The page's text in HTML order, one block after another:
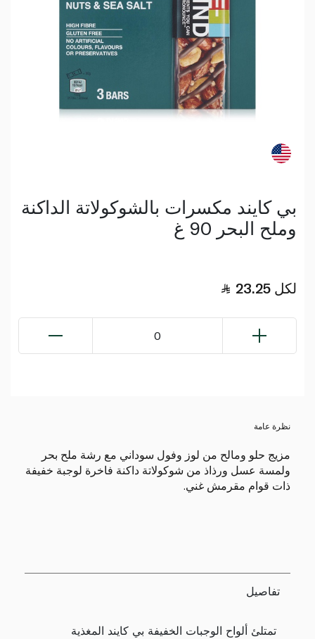
بي كايند مكسرات بالشوكولاتة الداكنة
وملح البحر 90 غ
23.25 لكل
0
نظرة عامة
مزيج حلو ومالح من لوز وفول سوداني مع رشة ملح بحر
ولمسة عسل ورذاذ من شوكولاتة داكنة فاخرة لوجبة خفيفة
ذات قوام مقرمش غني.
تفاصيل
تمتلئ ألواح الوجبات الخفيفة بي كايند المغذية